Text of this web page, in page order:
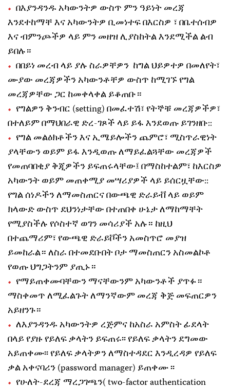
በእያንዳንዱ አካውንትዎ ውስጥ ምን ዓይነት መረጃ
እንደተከማቸ እና አካውንትዎ ቢመነተፍ በእርስዎ ፣ በቤተሰብዎ
እና ብምንጮችዎ ላይ ምን መዘዝ ሊያስከትል እንደሚችል ልብ
ይበሉ።
በበይነ መረብ ላይ ያሉ ስራዎቸዎን ከግል ህይዎተዎ በመለየት፣
ሙያው መረጃዎችን አካውንቶቸዎ ውስጥ ከሚገኙ የግል
መረጃዎቸው ጋር ከመቀላቀል ይቆጠቡ።
የግልዎን ቅንብር (setting) በመፈተሽ፣ የትኞቹ መረጃዎችዎ፣
በተለይም በማህበራዊ ድረ-ገጾች ላይ ይፋ እንደወጡ ይገንዘቡ::
የግል መልዕክቶችን እና ኢሜይሎችን ጨምሮ፣ ሚስጥራዊነት
ያላቸውን ወይም ይፋ እንዲወጡ ለማይፈልጓቸው መረጃዎች
የመጠባበቂያ ቅጂዎችን ይፍጠሩላቸው፤ በማስከተልም፣ ከእርስዎ
አካውንት ወይም መጠቀሚያ መሣሪያዎች ላይ ይሰርዟቸው::
የግል ሰነዶችን ለማመስጠርና በውጫዊ ድራይቭ ላይ ወይም
ክላውድ ውስጥ ደህንነታቸው በተጠበቀ ሁኔታ ለማከማቸት
የሚያስችሉ የሶስተኛ ወገን መሳሪያች አሉ። ከዚህ
በተጨማሪም፣ የውጫዊ ድራይቮችን አመስጥሮ መያዝ
ይመከራል። ለስራ በተመደቡበት ቦታ ማመስጠርን አስመልኮቶ
የወጡ ህግጋትንም ያጢኑ።
የማይጠቀሙባቸውን ማናቸውንም አካውንቶች ያጥፉ።
ማስቀመጥ ለሚፈልጉት ለማንኛውም መረጃ ቅጅ መፍጠርዎን
አይዘንጉ።
ለእያንዳንዱ አካውንትዎ ረጅምና ከአስራ አምስት ፊደላት
በላይ የያዙ የይለፍ ቃላትን ይፍጠሩ፡፡ የይለፍ ቃላትን ደግመው
አይጠቀሙ፡፡ የይለፍ ቃላትዎን ለማስተዳደር እንዲረዳዎ የይለፍ
ቃል አቀናባሪን (password manager) ይጠቀሙ ፡፡
የሁለት-ደረጃ ማረጋገጫን( two-factor authentication